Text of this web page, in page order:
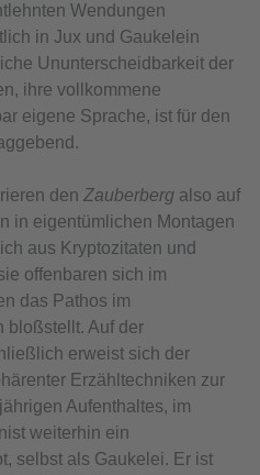
Wendungen
in Jux und Gaukelein
Ununterscheidbarkeit der
ihre vollkommene
eigene Sprache, ist für den
den Zauberberg also auf
in eigentümlichen Montagen
aus Kryptozitaten und
offenbaren sich im
das Pathos im
bloßstellt. Auf der
erweist sich der
Erzähltechniken zur
Aufenthaltes, im
weiterhin ein
selbst als Gaukelei. Er ist